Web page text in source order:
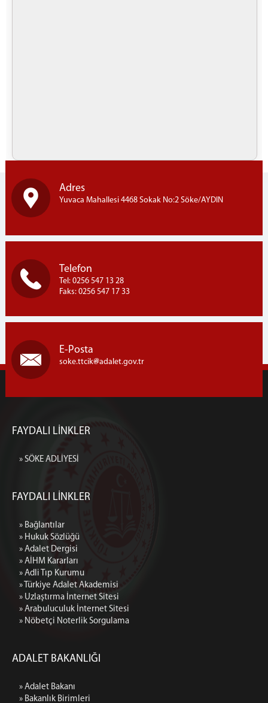
Adres
Yuvaca Mahallesi 4468 Sokak No:2 Söke/AYDIN
Telefon
Tel: 0256 547 13 28
Faks: 0256 547 17 33
E-Posta
soke.ttcik adalet.gov.tr
FAYDALI LİNKLER
» SÖKE ADLİYESİ
FAYDALI LİNKLER
» Bağlantılar
» Hukuk Sözlüğü
» Adalet Dergisi
» AİHM Kararları
» Adli Tıp Kurumu
» Türkiye Adalet Akademisi
» Uzlaştırma İnternet Sitesi
» Arabuluculuk İnternet Sitesi
» Nöbetçi Noterlik Sorgulama
ADALET BAKANLIĞI
» Adalet Bakanı
» Bakanlık Birimleri